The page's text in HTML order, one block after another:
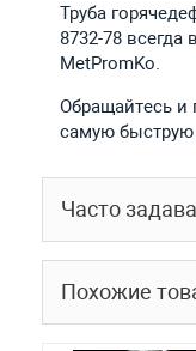
Труба
8732-78
MetPromKo.
Обращайтесь и
самую быструю
Часто
Похожие